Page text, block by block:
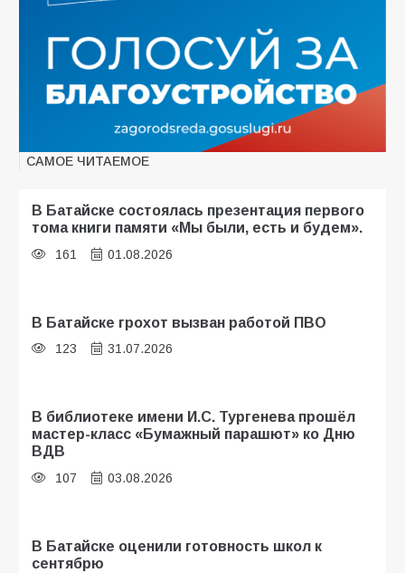
САМОЕ ЧИТАЕМОЕ
В Батайске состоялась презентация первого
тома книги памяти «Мы были, есть и будем».
161 01.08.2026
В Батайске грохот вызван работой ПВО
123 31.07.2026
В библиотеке имени И.С. Тургенева прошёл
мастер-класс «Бумажный парашют» ко Дню
ВДВ
107 03.08.2026
В Батайске оценили готовность школ к
сентябрю